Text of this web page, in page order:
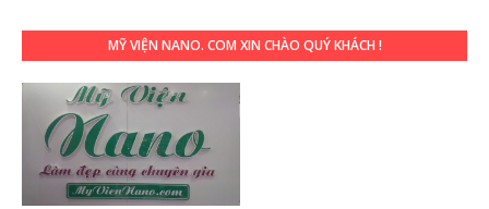
MỸ VIỆN NANO. COM XIN CHÀO QUÝ KHÁCH !